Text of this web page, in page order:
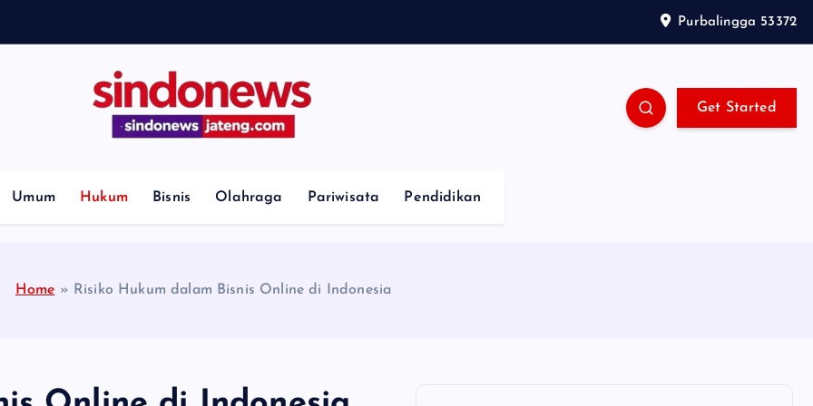
Purbalingga 53372
Get Started
Umum Hukum Bisnis Olahraga Pariwisata Pendidikan
Home » Risiko Hukum dalam Bisnis Online di Indonesia